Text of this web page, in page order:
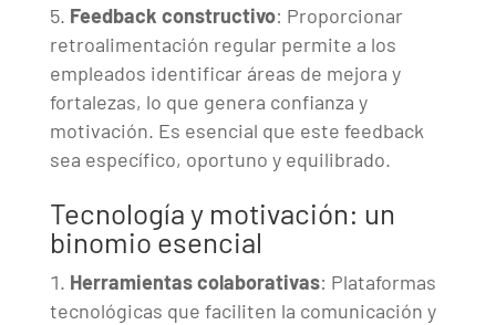
Feedback constructivo: Proporcionar
retroalimentación regular permite a los
empleados identificar áreas de mejora y
fortalezas, lo que genera confianza y
motivación. Es esencial que este feedback
sea específico, oportuno y equilibrado.
Tecnología y motivación: un
binomio esencial
Herramientas colaborativas: Plataformas
tecnológicas que faciliten la comunicación y